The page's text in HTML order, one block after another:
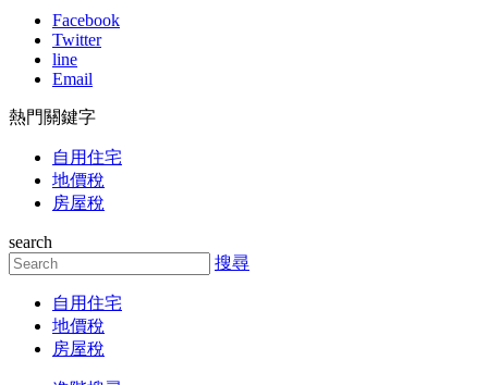
Facebook
Twitter
line
Email
熱門關鍵字
自用住宅
地價稅
房屋稅
search
搜尋
自用住宅
地價稅
房屋稅